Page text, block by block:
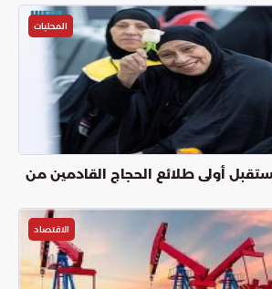
المحليات
أولى طلائع الحجاج القادمين من
الاقتصاد